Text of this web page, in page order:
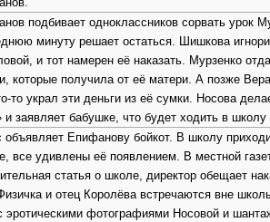
подбивает одноклассников сорвать урок
минуту решает остаться. Шишкова
и тот намерен её наказать. Мурзенко
которые получила от её матери. А позже
то украл эти деньги из её сумки. Носова
и заявляет бабушке, что будет ходить в школу
объявляет Епифанову бойкот. В школу
все удивлены её появлением. В местной
статья о школе, директор обещает
и отец Королёва встречаются вне
эротическими фотографиями Носовой и